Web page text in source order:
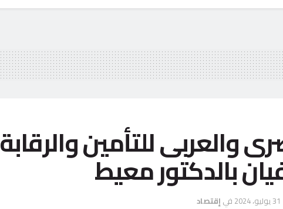
والعربى للتأمين والرقابة
بالدكتور معيط
31 يوليو، 2024 في إقتصاد